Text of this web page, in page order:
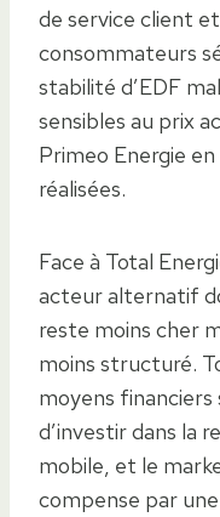
de service client
consommateurs
stabilité d’EDF
sensibles au prix
Primeo Energie
réalisées.
Face à Total
acteur alternatif
reste moins cher
moins structuré.
moyens
d’investir dans la
mobile, et le
compense par